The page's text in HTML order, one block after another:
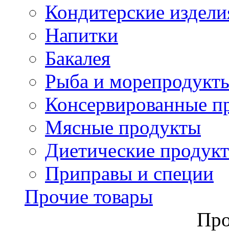
Кондитерские
Напитки
Бакалея
Рыба и
Консервированные
Мясные продукты
Диетические
Приправы и специи
Прочие товары